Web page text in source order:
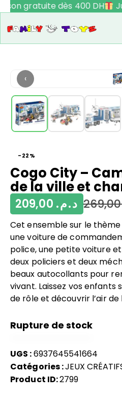
gratuite dès 400 DH
‹
-22%
Cogo City –
de la ville et
د.م.
Cet ensemble sur le
une voiture de
police, une petite voiture
deux policiers et deux
beaux autocollants pour
vivant. Laissez vos enfants
de rôle et découvrir l’air de
Rupture de stock
UGS :6937645541664
Catégories :JEUX
Product ID:2799